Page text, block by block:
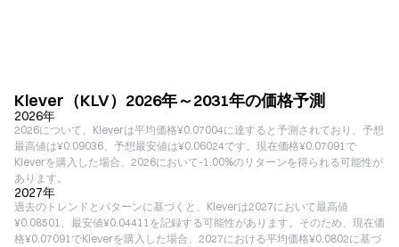
Klever（KLV）2026年～2031年の価格予測
2026年
2026について、Kleverは平均価格¥0.07004に達すると予測されており、予想
最高値は¥0.09036、予想最安値は¥0.06024です。現在価格¥0.07091で
Kleverを購入した場合、2026において-1.00%のリターンを得られる可能性が
あります。
2027年
過去のトレンドとパターンに基づくと、Kleverは2027において最高値
¥0.08501、最安値¥0.04411を記録する可能性があります。そのため、現在価
格¥0.07091でKleverを購入した場合、2027における平均価格¥0.0802に基づ